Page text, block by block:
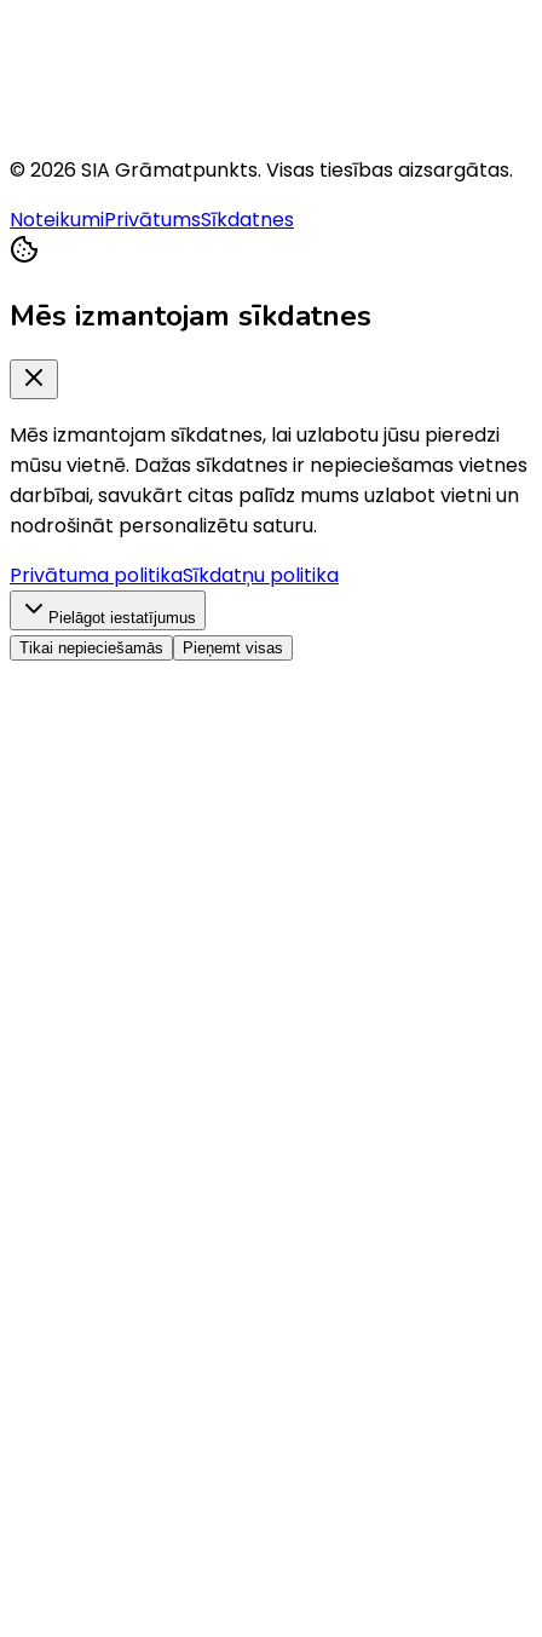
©2026SIA Grāmatpunkts. Visas tiesības aizsargātas.
NoteikumiPrivātumsSīkdatnes
Mēs izmantojam sīkdatnes
Mēs izmantojam sīkdatnes, lai uzlabotu jūsu pieredzi
mūsu vietnē. Dažas sīkdatnes ir nepieciešamas vietnes
darbībai, savukārt citas palīdz mums uzlabot vietni un
nodrošināt personalizētu saturu.
Privātuma politikaSīkdatņu politika
Pielāgot iestatījumus
Tikai nepieciešamās
Pieņemt visas